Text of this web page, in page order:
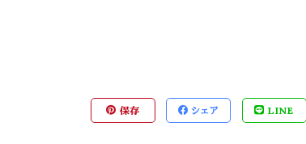
保存 シェア LINE